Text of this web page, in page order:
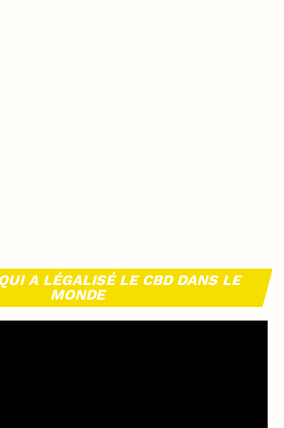
A LÉGALISÉ LE CBD DANS LE
MONDE